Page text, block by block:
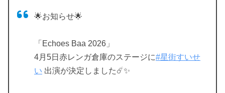
🌟お知らせ🌟
「Echoes Baa 2026」
4月5日赤レンガ倉庫のステージに#星街すいせ
い 出演が決定しました☄️✨